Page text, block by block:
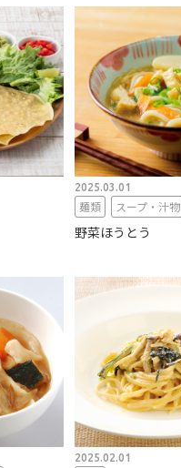
2025.03.01
麺類 スープ・汁物
野菜ほうとう
2025.02.01